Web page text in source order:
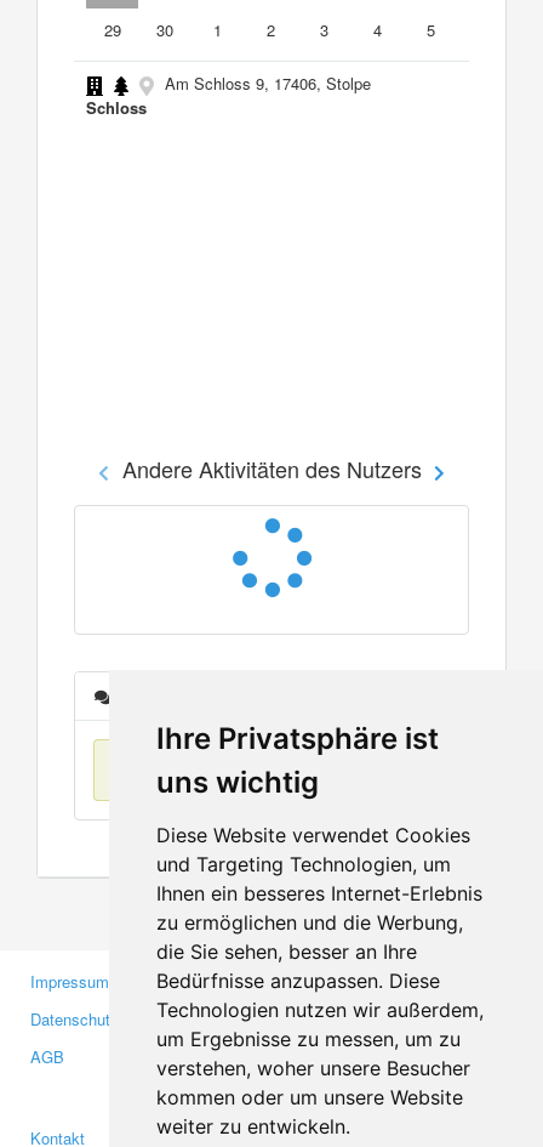
Ihre Privatsphäre ist
uns wichtig
Diese Website verwendet Cookies
und Targeting Technologien, um
Ihnen ein besseres Internet-Erlebnis
zu ermöglichen und die Werbung,
die Sie sehen, besser an Ihre
Bedürfnisse anzupassen. Diese
Technologien nutzen wir außerdem,
um Ergebnisse zu messen, um zu
verstehen, woher unsere Besucher
kommen oder um unsere Website
weiter zu entwickeln.
29
30 1 2 3 4 5
Am Schloss 9, 17406, Stolpe
Schloss
Andere Aktivitäten des Nutzers
Keine Einträge
Impressum
Datenschutzerklärung
AGB
Gewerbetreibende
Investoren
Medien
Kontakt
Facebook